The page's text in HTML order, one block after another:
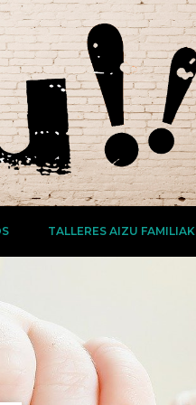
TALLERES AIZU FAMILIAK